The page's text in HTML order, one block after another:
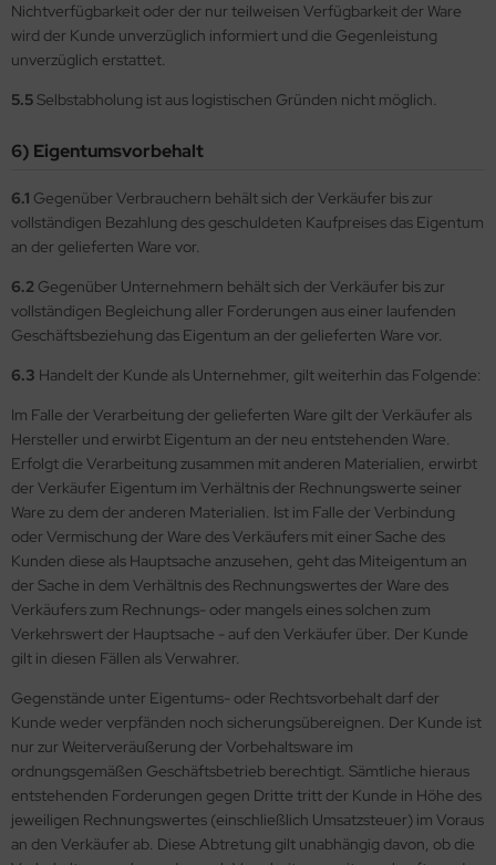
Nichtverfügbarkeit oder der nur teilweisen Verfügbarkeit der Ware
wird der Kunde unverzüglich informiert und die Gegenleistung
unverzüglich erstattet.
5.5Selbstabholung ist aus logistischen Gründen nicht möglich.
6) Eigentumsvorbehalt
6.1 Gegenüber Verbrauchern behält sich der Verkäufer bis zur
vollständigen Bezahlung des geschuldeten Kaufpreises das Eigentum
an der gelieferten Ware vor.
6.2 Gegenüber Unternehmern behält sich der Verkäufer bis zur
vollständigen Begleichung aller Forderungen aus einer laufenden
Geschäftsbeziehung das Eigentum an der gelieferten Ware vor.
6.3 Handelt der Kunde als Unternehmer, gilt weiterhin das Folgende:
Im Falle der Verarbeitung der gelieferten Ware gilt der Verkäufer als
Hersteller und erwirbt Eigentum an der neu entstehenden Ware.
Erfolgt die Verarbeitung zusammen mit anderen Materialien, erwirbt
der Verkäufer Eigentum im Verhältnis der Rechnungswerte seiner
Ware zu dem der anderen Materialien. Ist im Falle der Verbindung
oder Vermischung der Ware des Verkäufers mit einer Sache des
Kunden diese als Hauptsache anzusehen, geht das Miteigentum an
der Sache in dem Verhältnis des Rechnungswertes der Ware des
Verkäufers zum Rechnungs- oder mangels eines solchen zum
Verkehrswert der Hauptsache - auf den Verkäufer über. Der Kunde
gilt in diesen Fällen als Verwahrer.
Gegenstände unter Eigentums- oder Rechtsvorbehalt darf der
Kunde weder verpfänden noch sicherungsübereignen. Der Kunde ist
nur zur Weiterveräußerung der Vorbehaltsware im
ordnungsgemäßen Geschäftsbetrieb berechtigt. Sämtliche hieraus
entstehenden Forderungen gegen Dritte tritt der Kunde in Höhe des
jeweiligen Rechnungswertes (einschließlich Umsatzsteuer) im Voraus
an den Verkäufer ab. Diese Abtretung gilt unabhängig davon, ob die